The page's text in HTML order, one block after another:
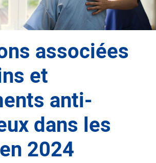
associées
et
anti-
dans les
2024